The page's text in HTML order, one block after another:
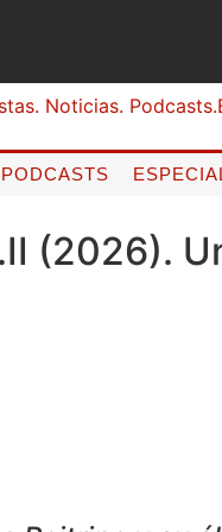
PODCASTS
(2026).